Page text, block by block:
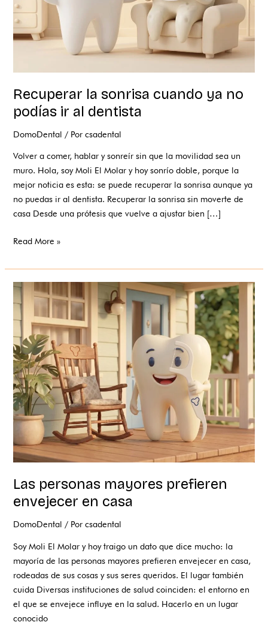
Recuperar la sonrisa cuando ya no
podías ir al dentista
DomoDental / Porcsadental
Volver a comer, hablar y sonreír sin que la movilidad sea un
muro. Hola, soy Moli El Molar y hoy sonrío doble, porque la
mejor noticia es esta: se puede recuperar la sonrisa aunque ya
no puedas ir al dentista. Recuperar la sonrisa sin moverte de
casa Desde una prótesis que vuelve a ajustar bien […]
al
dentista
Read More »
Las personas mayores prefieren
envejecer en casa
DomoDental / Porcsadental
Soy Moli El Molar y hoy traigo un dato que dice mucho: la
mayoría de las personas mayores prefieren envejecer en casa,
rodeadas de sus cosas y sus seres queridos. El lugar también
cuida Diversas instituciones de salud coinciden: el entorno en
el que se envejece influye en la salud. Hacerlo en un lugar
conocido
Las
personas
mayores
prefieren
envejecer
en
casa